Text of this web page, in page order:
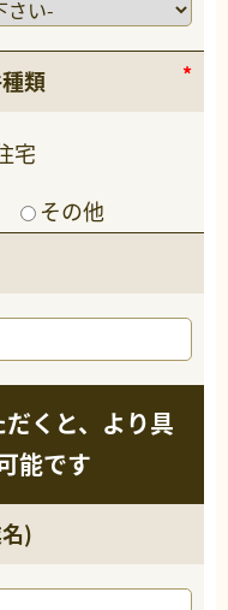
類
宅
その他
くと、より具
能です
)